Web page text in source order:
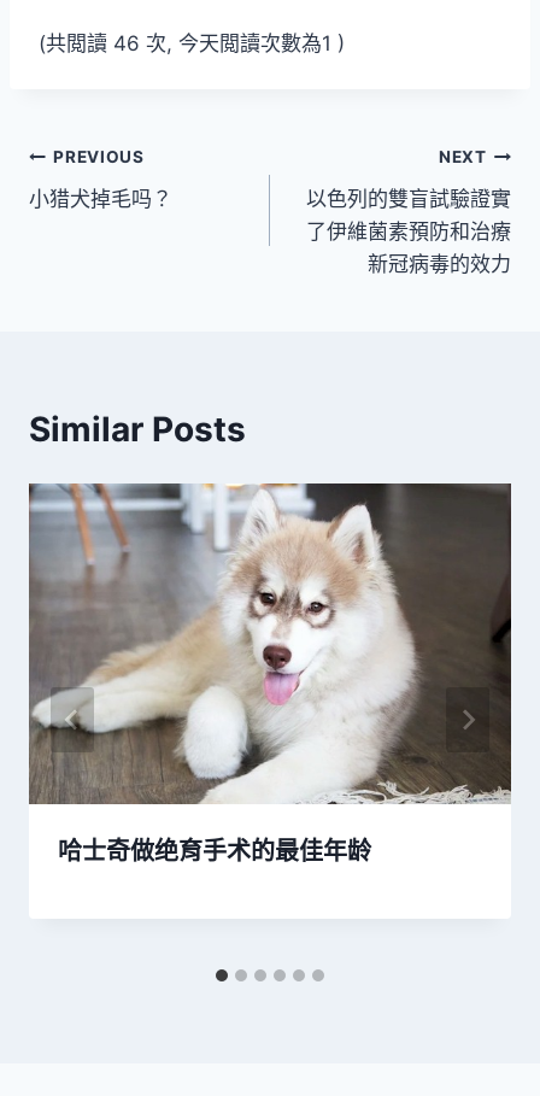
(共閲讀 46 次, 今天閲讀次數為1 )
文
章
PREVIOUS
小猎犬掉毛吗？
NEXT
以色列的雙盲試驗證實
了伊維菌素預防和治療
新冠病毒的效力
Similar Posts
哈士奇做绝育手术的最佳年龄